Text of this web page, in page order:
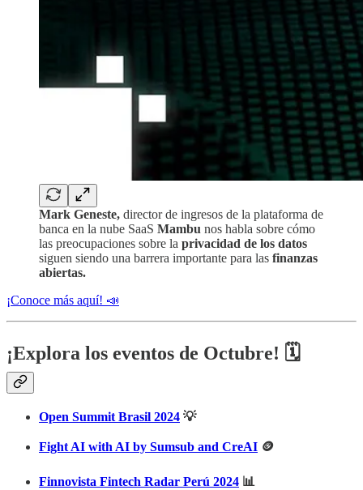
Mark Geneste, director de ingresos de la plataforma de
banca en la nube SaaS Mambu nos habla sobre cómo
las preocupaciones sobre la privacidad de los datos
siguen siendo una barrera importante para las finanzas
abiertas.
¡Conoce más aquí! 📣
¡Explora los eventos de Octubre! 🗓️
Open Summit Brasil 2024 💡
Fight AI with AI by Sumsub and CreAI 🪙
Finnovista Fintech Radar Perú 2024 📊